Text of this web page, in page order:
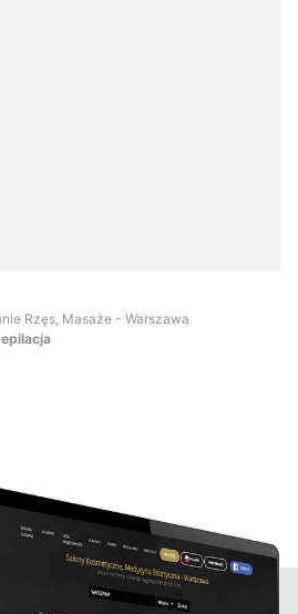
Rzęs, Masaże - Warszawa